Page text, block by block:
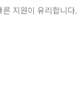
지원이 유리합니다.